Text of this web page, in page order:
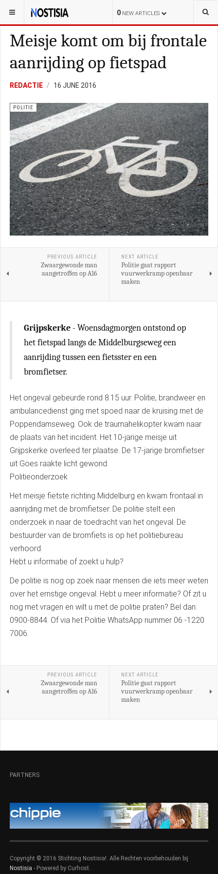
0 NEW ARTICLES
YOU ARE HERE: NEDERLAND POLITIE
Meisje komt om bij frontale
aanrijding op fietspad
REDACTIE 16 JUNE 2016
POLITIE
PREVIOUS ARTICLE
Zwaargewonde man
aangetroffen op A16
NEXT ARTICLE
Politie gaat rapport
vuurwerkramp openbaar
maken
Grijpskerke - Woensdagmorgen ontstond op
het fietspad langs de Middelburgseweg een
aanrijding tussen een fietsster en een
bromfietser.
Het ongeval gebeurde rond 8.15 uur. Politie, brandweer en
ambulancedienst ging met spoed naar de kruising met de
Poppendamseweg. Ook de traumahelikopter kwam naar
de plaats van het incident. Het 10-jarige meisje uit
Grijpskerke overleed ter plaatse. De 17-jarige bromfietser
uit Goes raakte licht gewond.
Politieonderzoek
Het meisje fietste richting Middelburg en kwam frontaal in
aanrijding met de bromfietser. De politie stelt een
onderzoek in naar de toedracht van het ongeval. De
bestuurder van de bromfiets is op het politiebureau
verhoord.
Hebt u informatie of zoekt u hulp?
De politie is nog op zoek naar mensen die iets meer weten
over het ernstige ongeval. Hebt u meer informatie? Of zit u
nog met vragen en wilt u met de politie praten? Bel dan:
0900-8844. Of via het Politie WhatsApp nummer 06 -1220
7006.
PREVIOUS ARTICLE
Zwaargewonde man
aangetroffen op A16
NEXT ARTICLE
Politie gaat rapport
vuurwerkramp openbaar
maken
PARTNERS
Copyright © 2016 Stichting Nostisia!. Alle Rechten voorbehouden bij
Nostisia - Powered by Curhost.